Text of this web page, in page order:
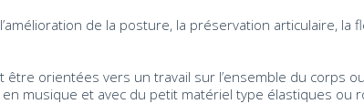
de la posture, la préservation articulaire,
être orientées vers un travail sur l’ensemble du corps
musique et avec du petit matériel type élastiques